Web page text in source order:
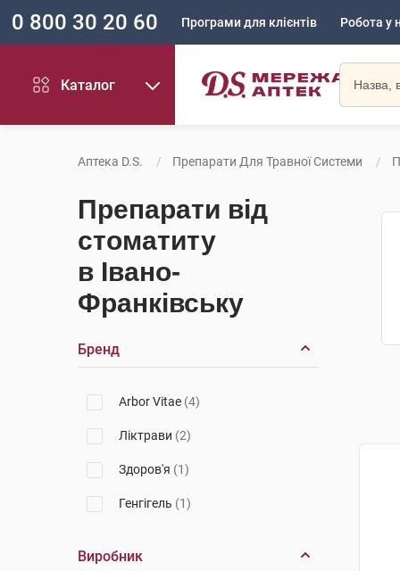
0 800 30 20 60 Програми для клієнтів Робота у
Каталог
Аптека D.S. Препарати Для Травної Системи
Препарати від
стоматиту
в Івано-
Франківську
Бренд
Arbor Vitae (4)
Ліктрави (2)
Здоров'я (1)
Генгігель (1)
Виробник